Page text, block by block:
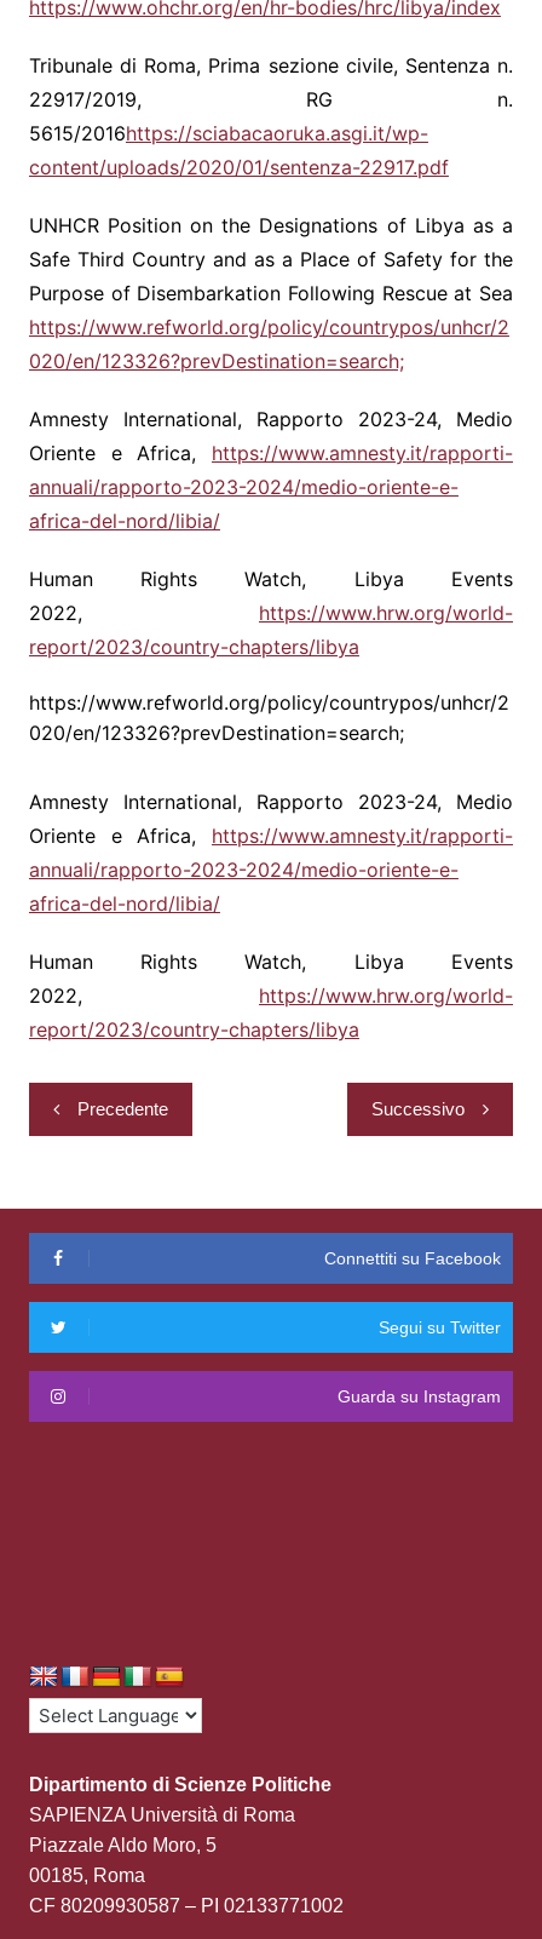
https://www.ohchr.org/en/hr-bodies/hrc/libya/index
Tribunale di Roma, Prima sezione civile, Sentenza n.
22917/2019, RG n.
5615/2016https://sciabacaoruka.asgi.it/wp-
content/uploads/2020/01/sentenza-22917.pdf
UNHCR Position on the Designations of Libya as a
Safe Third Country and as a Place of Safety for the
Purpose of Disembarkation Following Rescue at Sea
https://www.refworld.org/policy/countrypos/unhcr/2
020/en/123326?prevDestination=search;
Amnesty International, Rapporto 2023-24, Medio
Oriente e Africa, https://www.amnesty.it/rapporti-
annuali/rapporto-2023-2024/medio-oriente-e-
africa-del-nord/libia/
Human Rights Watch, Libya Events
2022, https://www.hrw.org/world-
report/2023/country-chapters/libya
https://www.refworld.org/policy/countrypos/unhcr/2
020/en/123326?prevDestination=search;
Amnesty International, Rapporto 2023-24, Medio
Oriente e Africa, https://www.amnesty.it/rapporti-
annuali/rapporto-2023-2024/medio-oriente-e-
africa-del-nord/libia/
Human Rights Watch, Libya Events
2022, https://www.hrw.org/world-
report/2023/country-chapters/libya
Navigazione
articoli
Precedente Successivo
Connettiti su Facebook
Segui su Twitter
Guarda su Instagram
Dipartimento di Scienze Politiche
SAPIENZA Università di Roma
Piazzale Aldo Moro, 5
00185, Roma
CF 80209930587 – PI 02133771002